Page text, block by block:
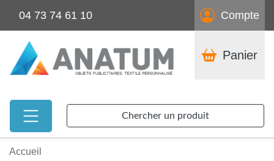
04 73 74 61 10 Compte
Panier
Chercher un produit
Accueil